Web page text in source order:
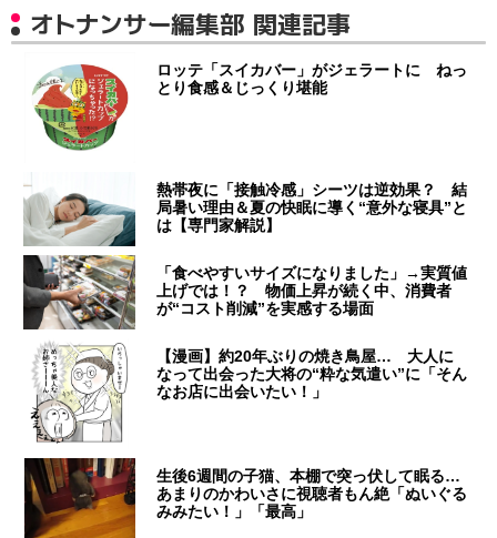
オトナンサー編集部 関連記事
ロッテ「スイカバー」がジェラートに ねっ
とり食感＆じっくり堪能
熱帯夜に「接触冷感」シーツは逆効果？ 結
局暑い理由＆夏の快眠に導く“意外な寝具”と
は【専門家解説】
「食べやすいサイズになりました」→実質値
上げでは！？ 物価上昇が続く中、消費者
が“コスト削減”を実感する場面
【漫画】約20年ぶりの焼き鳥屋… 大人に
なって出会った大将の“粋な気遣い”に「そん
なお店に出会いたい！」
生後6週間の子猫、本棚で突っ伏して眠る…
あまりのかわいさに視聴者もん絶「ぬいぐる
みみたい！」「最高」